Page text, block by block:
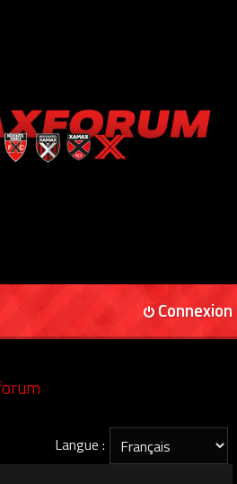
Connexion
Langue :